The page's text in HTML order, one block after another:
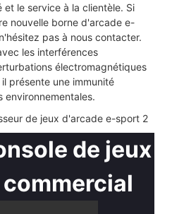
et le service à la clientèle. Si
nouvelle borne d'arcade e-
pas à nous contacter.
les interférences
électromagnétiques
présente une immunité
de jeux